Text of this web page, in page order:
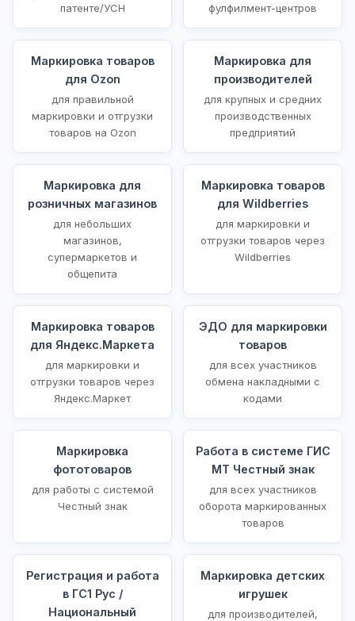
патенте/УСН
фулфилмент-центров
Маркировка товаров
для Ozon
для правильной
маркировки и отгрузки
товаров на Ozon
Маркировка для
производителей
для крупных и средних
производственных
предприятий
Маркировка для
розничных магазинов
для небольших
магазинов,
супермаркетов и
общепита
Маркировка товаров
для Wildberries
для маркировки и
отгрузки товаров через
Wildberries
Маркировка товаров
для Яндекс.Маркета
для маркировки и
отгрузки товаров через
Яндекс.Маркет
ЭДО для маркировки
товаров
для всех участников
обмена накладными с
кодами
Маркировка
фототоваров
для работы с системой
Честный знак
Работа в системе ГИС
МТ Честный знак
для всех участников
оборота маркированных
товаров
Регистрация и работа
в ГС1 Рус /
Национальный
Маркировка детских
игрушек
для производителей,